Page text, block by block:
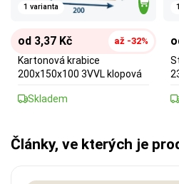
1 varianta
od 3,37 Kč až -32%
Kartonová krabice
200x150x100 3VVL klopová
Skladem
Články, ve kterých je